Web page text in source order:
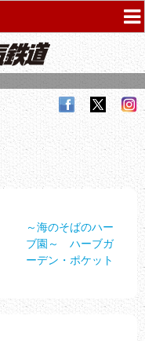
～海のそばのハー
ブ園～ ハーブガ
ーデン・ポケット